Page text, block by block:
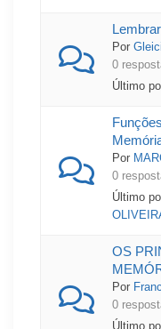
Por
0
Último
Por
0
Último
OS
Por
0
Último